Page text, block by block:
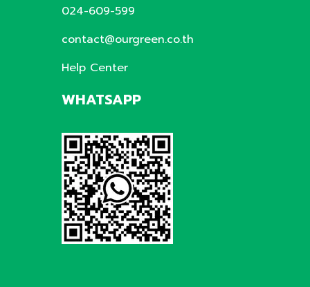
024-609-599
contact@ourgreen.co.th
Help Center
WHATSAPP